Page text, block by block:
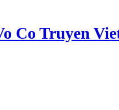
Co Truyen